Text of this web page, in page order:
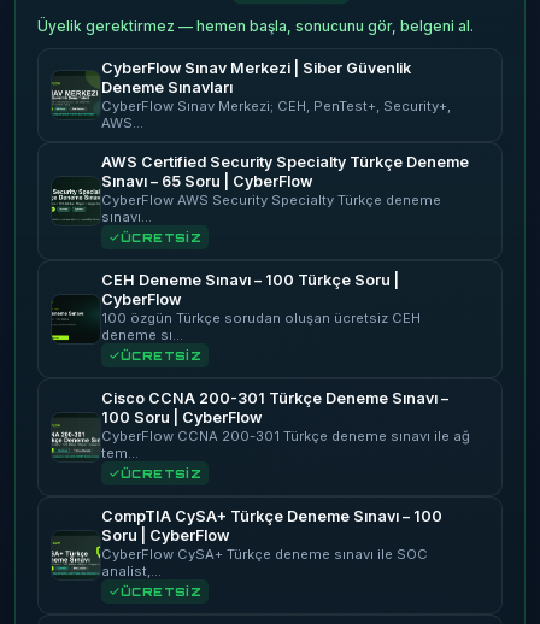
Üyelik gerektirmez — hemen başla, sonucunu gör, belgeni al.
CyberFlow Sınav Merkezi | Siber Güvenlik
Deneme Sınavları
CyberFlow Sınav Merkezi; CEH, PenTest+, Security+,
AWS…
AWS Certified Security Specialty Türkçe Deneme
Sınavı – 65 Soru | CyberFlow
CyberFlow AWS Security Specialty Türkçe deneme
sınavı…
ÜCRETSİZ
CEH Deneme Sınavı – 100 Türkçe Soru |
CyberFlow
100 özgün Türkçe sorudan oluşan ücretsiz CEH
deneme sı…
ÜCRETSİZ
Cisco CCNA 200-301 Türkçe Deneme Sınavı –
100 Soru | CyberFlow
CyberFlow CCNA 200-301 Türkçe deneme sınavı ile ağ
tem…
ÜCRETSİZ
CompTIA CySA+ Türkçe Deneme Sınavı – 100
Soru | CyberFlow
CyberFlow CySA+ Türkçe deneme sınavı ile SOC
analist,…
ÜCRETSİZ